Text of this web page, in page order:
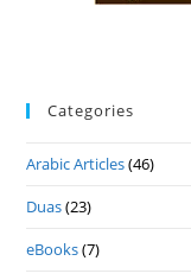
Categories
Arabic Articles(46)
Duas(23)
eBooks(7)